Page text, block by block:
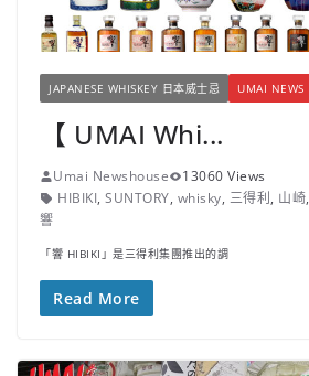
JAPANESE WHISKEY 日本威士忌 UMAI NEWS
【 UMAI Whi...
Umai Newshouse
13060 Views
HIBIKI, SUNTORY, whisky, 三得利, 山崎,
響
「響 HIBIKI」是三得利集團推出的調
Read More